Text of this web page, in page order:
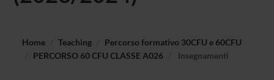
Home Teaching
Percorso formativo 30CFU e 60CFU
PERCORSO 60 CFU CLASSE A026
Insegnamenti